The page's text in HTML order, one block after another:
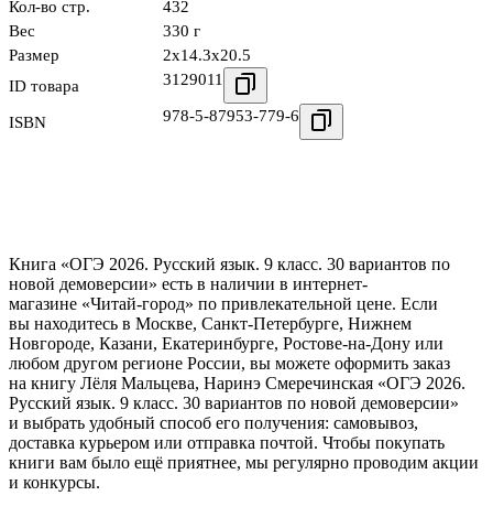
Кол-во стр.
432
Вес
330 г
Размер
2x14.3x20.5
ID товара
3129011
ISBN 978-5-87953-779-6
Книга «ОГЭ 2026. Русский язык. 9 класс. 30 вариантов по
новой демоверсии» есть в наличии в интернет-
магазине «Читай-город» по привлекательной цене. Если
вы находитесь в Москве, Санкт-Петербурге, Нижнем
Новгороде, Казани, Екатеринбурге, Ростове-на-Дону или
любом другом регионе России, вы можете оформить заказ
на книгу Лёля Мальцева, Наринэ Смеречинская «ОГЭ 2026.
Русский язык. 9 класс. 30 вариантов по новой демоверсии»
и выбрать удобный способ его получения: самовывоз,
доставка курьером или отправка почтой. Чтобы покупать
книги вам было ещё приятнее, мы регулярно проводим акции
и конкурсы.